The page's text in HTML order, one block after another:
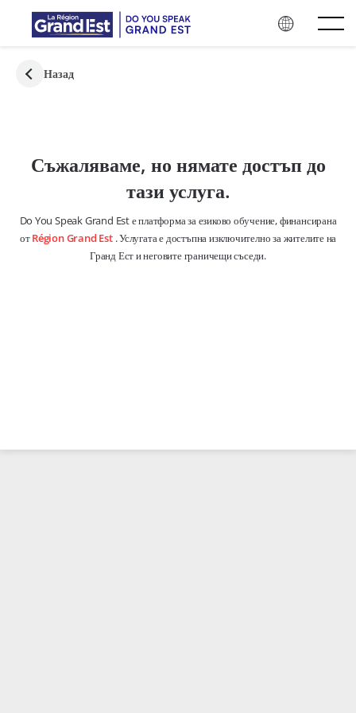
Skip to main content
Назад
Съжаляваме, но нямате достъп до
тази услуга.
Do You Speak Grand Est е платформа за езиково обучение, финансирана
отRégion Grand Est . Услугата е достъпна изключително за жителите на
Гранд Ест и неговите граничещи съседи.